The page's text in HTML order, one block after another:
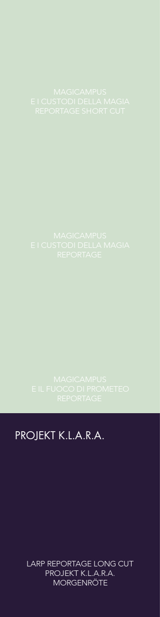
MAGICAMPUS
E I CUSTODI DELLA MAGIA
REPORTAGE SHORT CUT
MAGICAMPUS
E I CUSTODI DELLA MAGIA
REPORTAGE
MAGICAMPUS
E IL FUOCO DI PROMETEO
REPORTAGE
PROJEKT K.L.A.R.A.
LARP REPORTAGE LONG CUT
PROJEKT K.L.A.R.A.
MORGENRÖTE